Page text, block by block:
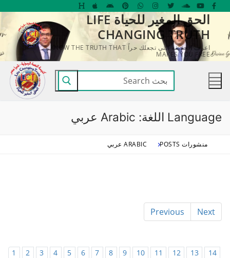
التجاوز
المحتوى
الحق المغير للحياة LIFE
CHANGING TRUTH
اعرف الحقيقة التي تجعلك حراً KNOW THE TRUTH THAT
MAKES YOU FREE
البحث
عن:
Language اللغة: Arabic عربي
منشورات POSTS ARABIC عربي
Previous Next
1 2 3 4 5 6 7 8 9 10 11 12 13
14